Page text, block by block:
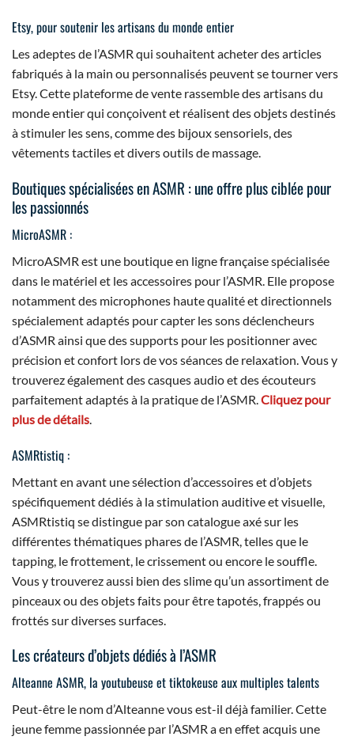
Etsy, pour soutenir les artisans du monde entier
Les adeptes de l’ASMR qui souhaitent acheter des articles
fabriqués à la main ou personnalisés peuvent se tourner vers
Etsy. Cette plateforme de vente rassemble des artisans du
monde entier qui conçoivent et réalisent des objets destinés
à stimuler les sens, comme des bijoux sensoriels, des
vêtements tactiles et divers outils de massage.
Boutiques spécialisées en ASMR : une offre plus ciblée pour
les passionnés
MicroASMR :
MicroASMR est une boutique en ligne française spécialisée
dans le matériel et les accessoires pour l’ASMR. Elle propose
notamment des microphones haute qualité et directionnels
spécialement adaptés pour capter les sons déclencheurs
d’ASMR ainsi que des supports pour les positionner avec
précision et confort lors de vos séances de relaxation. Vous y
trouverez également des casques audio et des écouteurs
parfaitement adaptés à la pratique de l’ASMR.Cliquez pour
plus de détails.
ASMRtistiq :
Mettant en avant une sélection d’accessoires et d’objets
spécifiquement dédiés à la stimulation auditive et visuelle,
ASMRtistiq se distingue par son catalogue axé sur les
différentes thématiques phares de l’ASMR, telles que le
tapping, le frottement, le crissement ou encore le souffle.
Vous y trouverez aussi bien des slime qu’un assortiment de
pinceaux ou des objets faits pour être tapotés, frappés ou
frottés sur diverses surfaces.
Les créateurs d’objets dédiés à l’ASMR
Alteanne ASMR, la youtubeuse et tiktokeuse aux multiples talents
Peut-être le nom d’Alteanne vous est-il déjà familier. Cette
jeune femme passionnée par l’ASMR a en effet acquis une